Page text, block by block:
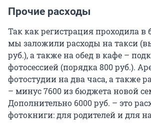
Прочие расходы
Так как регистрация проходила в
мы заложили расходы на такси
руб.), а также на обед в кафе –
фотосессией (порядка 800 руб.).
фотостудии на два часа, а также
– минус 7600 из бюджета новой
Дополнительно 6000 руб. – это
фотокниги: для родителей и для